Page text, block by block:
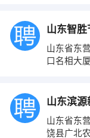
山东省东
口名相大厦
山东滨源
山东省东
饶县广北